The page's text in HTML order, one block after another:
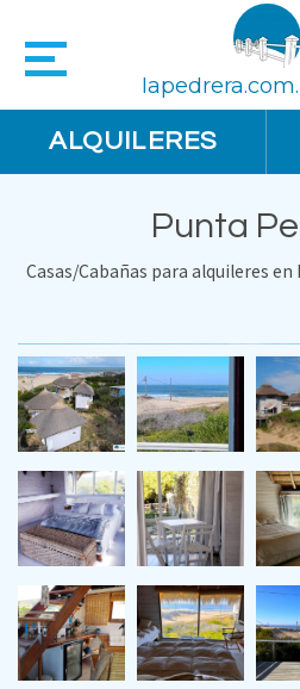
ALQUILERES
Punta
Casas/Cabañas para alquileres